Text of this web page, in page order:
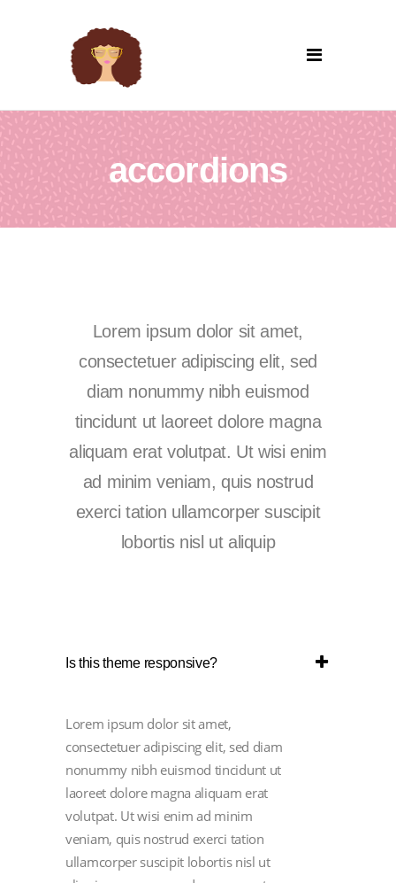
accordions
Lorem ipsum dolor sit amet,
consectetuer adipiscing elit, sed
diam nonummy nibh euismod
tincidunt ut laoreet dolore magna
aliquam erat volutpat. Ut wisi enim
ad minim veniam, quis nostrud
exerci tation ullamcorper suscipit
lobortis nisl ut aliquip
Is this theme responsive?
Lorem ipsum dolor sit amet,
consectetuer adipiscing elit, sed diam
nonummy nibh euismod tincidunt ut
laoreet dolore magna aliquam erat
volutpat. Ut wisi enim ad minim
veniam, quis nostrud exerci tation
ullamcorper suscipit lobortis nisl ut